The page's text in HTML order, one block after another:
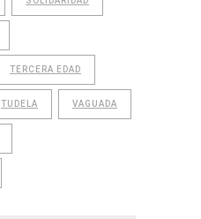
TERCERA EDAD
TUDELA VAGUADA